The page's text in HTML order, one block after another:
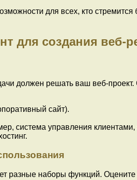
для всех, кто
для создания веб-
должен решать ваш веб-
сайт).
система управления
разные наборы функций.